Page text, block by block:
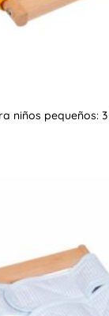
niños pequeños: